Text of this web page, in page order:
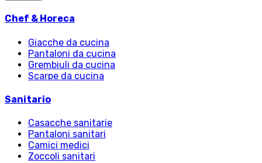
Chef & Horeca
Giacche da cucina
Pantaloni da cucina
Grembiuli da cucina
Scarpe da cucina
Sanitario
Casacche sanitarie
Pantaloni sanitari
Camici medici
Zoccoli sanitari